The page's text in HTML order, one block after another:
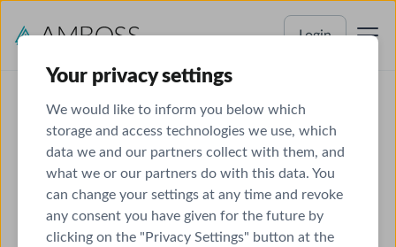
Your privacy settings
We would like to inform you below which
storage and access technologies we use, which
data we and our partners collect with them, and
what we or our partners do with this data. You
can change your settings at any time and revoke
any consent you have given for the future by
clicking on the "Privacy Settings" button at the
Login